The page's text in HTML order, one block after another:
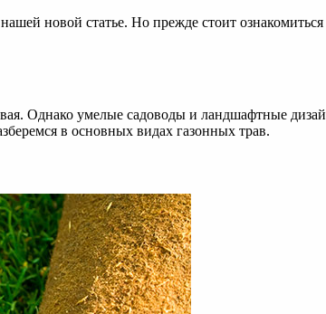
новой статье. Но прежде стоит
Однако умелые садоводы и ландшафтные
в основных видах газонных трав.